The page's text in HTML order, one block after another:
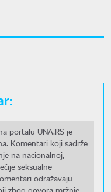
portalu UNA.RS je
Komentari koji sadrže
na nacionalnoj,
seksualne
odražavaju
zbog govora mržnje